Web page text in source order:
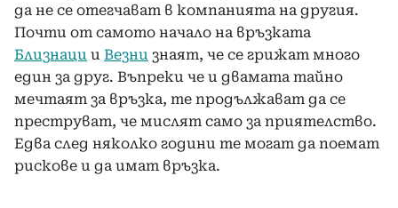
да не се отегчават в компанията на другия.
Почти от самото начало на връзката
Близнаци и Везни знаят, че се грижат много
един за друг. Въпреки че и двамата тайно
мечтаят за връзка, те продължават да се
преструват, че мислят само за приятелство.
Едва след няколко години те могат да поемат
рискове и да имат връзка.